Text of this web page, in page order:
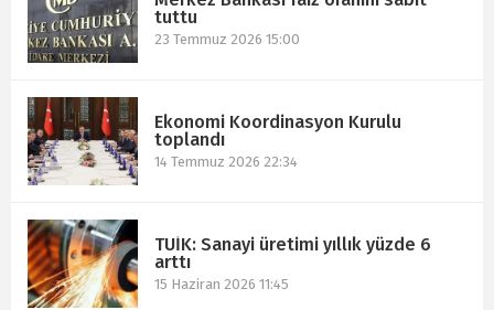
tuttu
23 Temmuz 2026 15:00
Ekonomi Koordinasyon Kurulu
toplandı
14 Temmuz 2026 22:34
TÜİK: Sanayi üretimi yıllık yüzde 6
arttı
15 Haziran 2026 11:45